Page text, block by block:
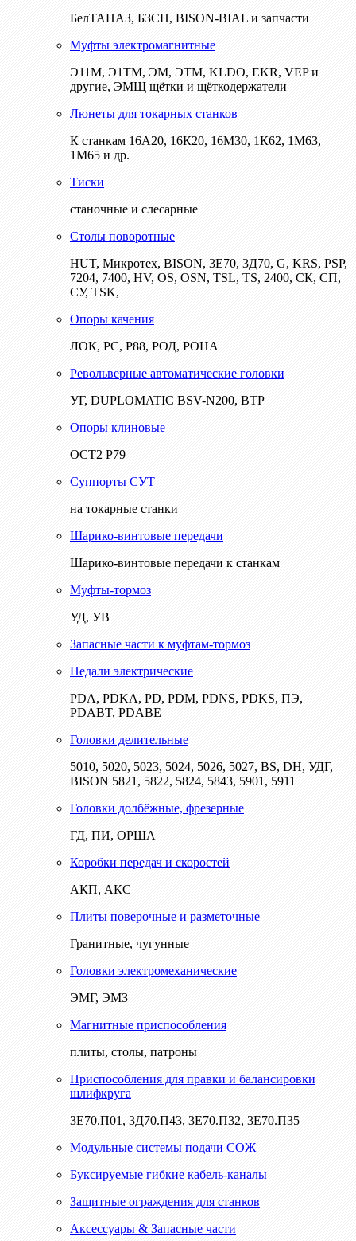
БелТАПАЗ, БЗСП, BISON-BIAL и запчасти
Муфты электромагнитные
Э11М, Э1ТМ, ЭМ, ЭТМ, KLDO, EKR, VEP и
другие, ЭМЩ щётки и щёткодержатели
Люнеты для токарных станков
К станкам 16А20, 16К20, 16М30, 1К62, 1М63,
1М65 и др.
Тиски
станочные и слесарные
Столы поворотные
HUT, Микротех, BISON, 3Е70, 3Д70, G, KRS, PSP,
7204, 7400, HV, OS, OSN, TSL, TS, 2400, СК, СП,
СУ, TSK,
Опоры качения
ЛОК, РС, Р88, РОД, РОНА
Револьверные автоматические головки
УГ, DUPLOMATIC BSV-N200, ВТР
Опоры клиновые
ОСТ2 Р79
Суппорты СУТ
на токарные станки
Шарико-винтовые передачи
Шарико-винтовые передачи к станкам
Муфты-тормоз
УД, УВ
Запасные части к муфтам-тормоз
Педали электрические
PDA, PDKA, PD, PDM, PDNS, PDKS, ПЭ,
PDABT, PDABE
Головки делительные
5010, 5020, 5023, 5024, 5026, 5027, BS, DH, УДГ,
BISON 5821, 5822, 5824, 5843, 5901, 5911
Головки долбёжные, фрезерные
ГД, ПИ, ОРША
Коробки передач и скоростей
АКП, АКС
Плиты поверочные и разметочные
Гранитные, чугунные
Головки электромеханические
ЭМГ, ЭМЗ
Магнитные приспособления
плиты, столы, патроны
Приспособления для правки и балансировки
шлифкруга
3Е70.П01, 3Д70.П43, 3Е70.П32, 3Е70.П35
Модульные системы подачи СОЖ
Буксируемые гибкие кабель-каналы
Защитные ограждения для станков
Аксессуары & Запасные части